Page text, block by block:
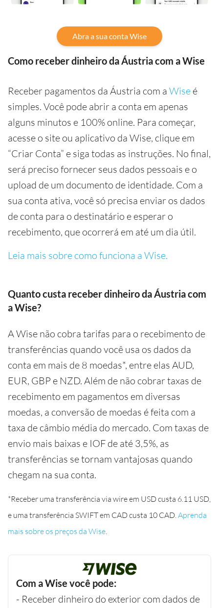
Abra a sua conta Wise
Como receber dinheiro da Áustria com a Wise
Receber pagamentos da Áustria com a Wise é
simples. Você pode abrir a conta em apenas
alguns minutos e 100% online. Para começar,
acesse o site ou aplicativo da Wise, clique em
“Criar Conta” e siga todas as instruções. No final,
será preciso fornecer seus dados pessoais e o
upload de um documento de identidade. Com a
sua conta ativa, você só precisa enviar os dados
de conta para o destinatário e esperar o
recebimento, que ocorrerá em até um dia útil.
Leia mais sobre como funciona a Wise.
Quanto custa receber dinheiro da Áustria com
a Wise?
A Wise não cobra tarifas para o recebimento de
transferências quando você usa os dados da
conta em mais de 8 moedas*, entre elas AUD,
EUR, GBP e NZD. Além de não cobrar taxas de
recebimento em pagamentos em diversas
moedas, a conversão de moedas é feita com a
taxa de câmbio média do mercado. Com taxas de
envio mais baixas e IOF de até 3,5%, as
transferências se tornam vantajosas quando
chegam na sua conta.
*Receber uma transferência via wire em USD custa 6.11 USD,
e uma transferência SWIFT em CAD custa 10 CAD.Aprenda
mais sobre os preços da Wise.
Com a Wise você pode:
- Receber dinheiro do exterior com dados de